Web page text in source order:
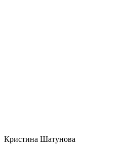
Кристина Шатунова